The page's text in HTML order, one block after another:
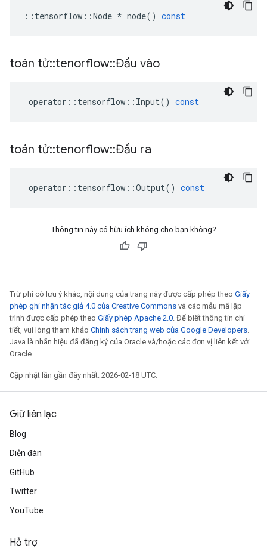
:: tensorflow ::Node * node() const
toán tử::tenorflow::Đầu vào
operator :: tensorflow :: Input() const
toán tử::tenorflow::Đầu ra
operator :: tensorflow ::Output() const
Thông tin này có hữu ích không cho bạn không?
Trừ phi có lưu ý khác, nội dung của trang này được cấp phép theo Giấy
phép ghi nhận tác giả 4.0 của Creative Commons và các mẫu mã lập
trình được cấp phép theo Giấy phép Apache 2.0. Để biết thông tin chi
tiết, vui lòng tham khảo Chính sách trang web của Google Developers.
Java là nhãn hiệu đã đăng ký của Oracle và/hoặc các đơn vị liên kết với
Oracle.
Cập nhật lần gần đây nhất: 2026-02-18 UTC.
Giữ liên lạc
Blog
Diễn đàn
GitHub
Twitter
YouTube
Hỗ trợ